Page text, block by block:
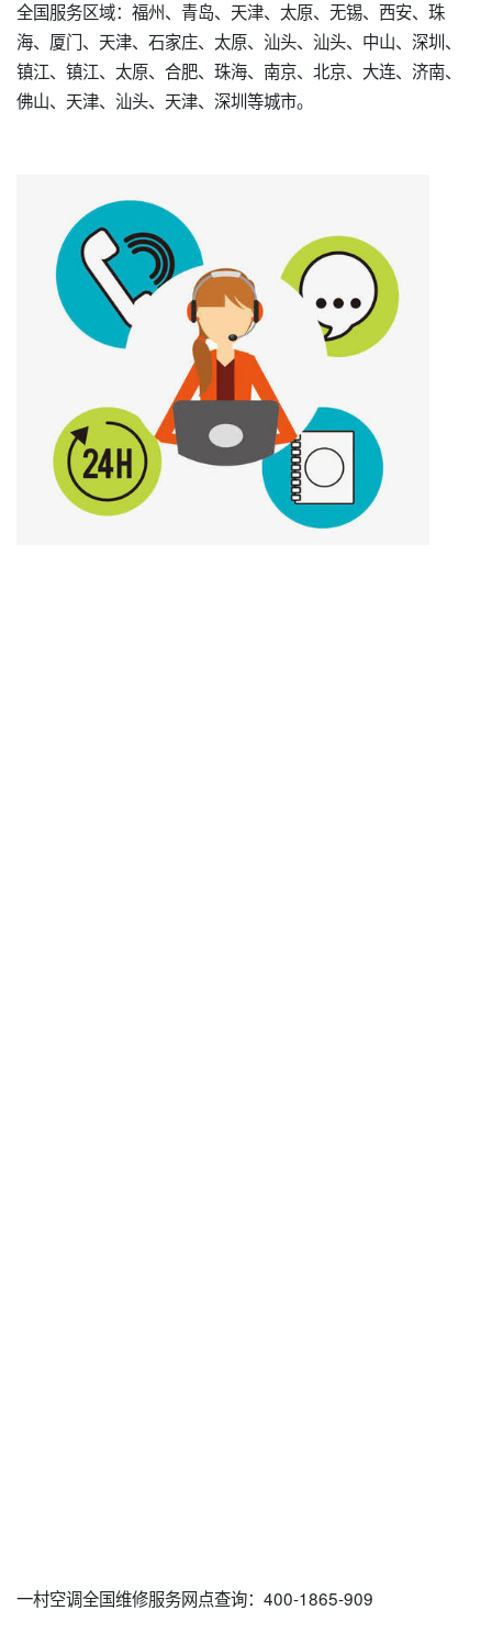
全国服务区域：福州、青岛、天津、太原、无锡、西安、珠
海、厦门、天津、石家庄、太原、汕头、汕头、中山、深圳、
镇江、镇江、太原、合肥、珠海、南京、北京、大连、济南、
佛山、天津、汕头、天津、深圳等城市。
一村空调全国维修服务网点查询：400-1865-909